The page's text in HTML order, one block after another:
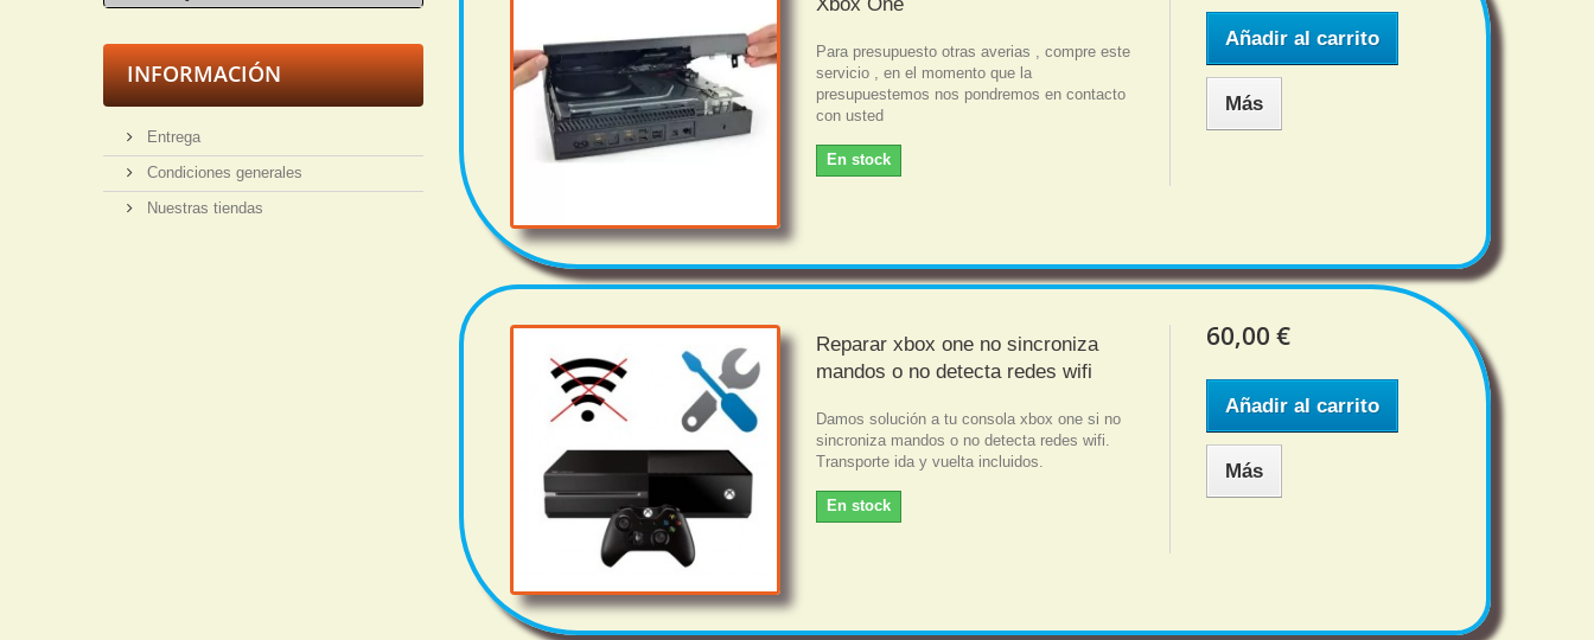
INFORMACIÓN
Entrega
Condiciones generales
Nuestras tiendas
Xbox One
Para presupuesto otras averias , compre este
servicio , en el momento que la
presupuestemos nos pondremos en contacto
con usted
En stock
Añadir al carrito
Más
Reparar xbox one no sincroniza
mandos o no detecta redes wifi
Damos solución a tu consola xbox one si no
sincroniza mandos o no detecta redes wifi.
Transporte ida y vuelta incluidos.
En stock
60,00 €
Añadir al carrito
Más